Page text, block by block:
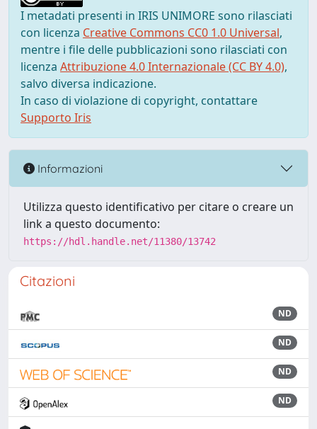
I metadati presenti in IRIS UNIMORE sono rilasciati
con licenza Creative Commons CC0 1.0 Universal,
mentre i file delle pubblicazioni sono rilasciati con
licenza Attribuzione 4.0 Internazionale (CC BY 4.0),
salvo diversa indicazione.
In caso di violazione di copyright, contattare
Supporto Iris
Informazioni
Utilizza questo identificativo per citare o creare un
link a questo documento:
https://hdl.handle.net/11380/13742
Citazioni
ND
ND
ND
ND